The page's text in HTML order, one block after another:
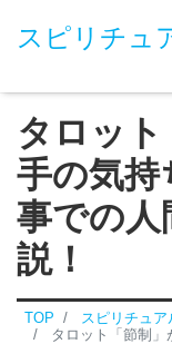
スピリチュ
タロット
手の気持
事での人
説！
TOP
スピリチュア
タロット「節制」が示